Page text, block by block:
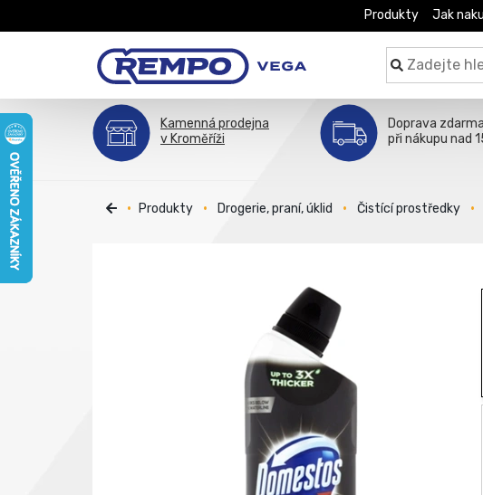
Produkty Jak
Kamenná prodejna
v Kroměříži
Doprava zdarma
při nákupu nad
Produkty Drogerie, praní, úklid Čistící prostředky